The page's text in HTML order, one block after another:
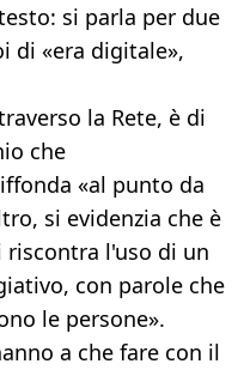
si parla per due
di «era digitale»,
la Rete, è di
che
«al punto da
si evidenzia che è
riscontra l'uso di un
con parole che
le persone».
a che fare con il